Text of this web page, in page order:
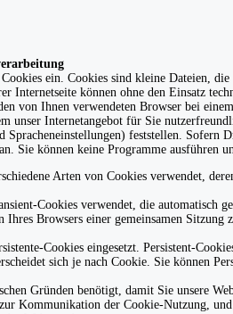
ein. Cookies sind kleine Dateien,
Internetseite können ohne den Einsatz
von Ihnen verwendeten Browser bei
unser Internetangebot für Sie
Spracheneinstellungen) feststellen.
Sie können keine Programme ausführen
Arten von Cookies verwendet,
Cookies verwendet, die automatisch
Ihres Browsers einer gemeinsamen
Cookies eingesetzt. Persistent-
sich je nach Cookie. Sie können
Gründen benötigt, damit Sie unsere
Kommunikation der Cookie-Nutzung,